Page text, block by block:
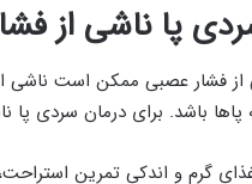
پا ناشی از
از فشار عصبی ممکن است ناشی
باشد. برای درمان سردی پا